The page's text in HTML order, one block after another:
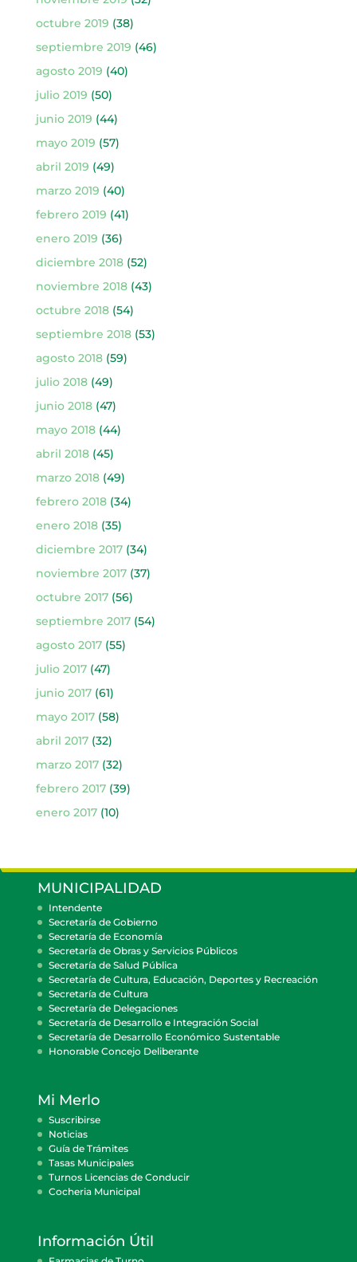
octubre 2019 (38)
septiembre 2019 (46)
agosto 2019 (40)
julio 2019 (50)
junio 2019 (44)
mayo 2019 (57)
abril 2019 (49)
marzo 2019 (40)
febrero 2019 (41)
enero 2019 (36)
diciembre 2018(52)
noviembre 2018(43)
octubre 2018(54)
septiembre 2018(53)
agosto 2018(59)
julio 2018(49)
junio 2018(47)
mayo 2018(44)
abril 2018(45)
marzo 2018(49)
febrero 2018(34)
enero 2018(35)
diciembre 2017(34)
noviembre 2017(37)
octubre 2017(56)
septiembre 2017(54)
agosto 2017(55)
julio 2017(47)
junio 2017(61)
mayo 2017(58)
abril 2017(32)
marzo 2017(32)
febrero 2017(39)
enero 2017(10)
MUNICIPALIDAD
Intendente
Secretaría de Gobierno
Secretaría de Economía
Secretaría de Obras y Servicios Públicos
Secretaría de Salud Pública
Secretaría de Cultura, Educación, Deportes y Recreación
Secretaría de Cultura
Secretaría de Delegaciones
Secretaría de Desarrollo e Integración Social
Secretaría de Desarrollo Económico Sustentable
Honorable Concejo Deliberante
Mi Merlo
Suscribirse
Noticias
Guía de Trámites
Tasas Municipales
Turnos Licencias de Conducir
Cocheria Municipal
Información Útil